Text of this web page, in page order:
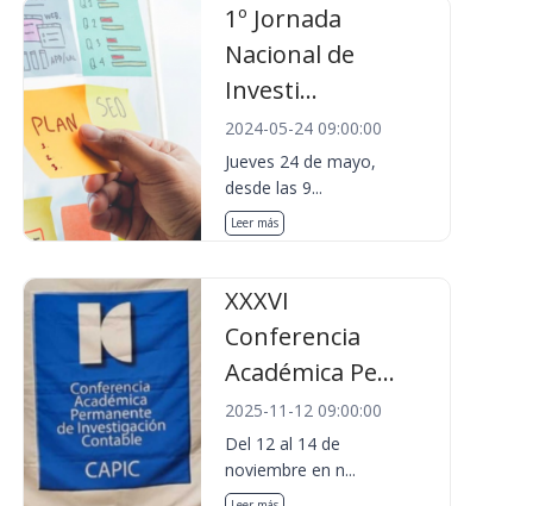
1º Jornada
Nacional de
Investi...
2024-05-24 09:00:00
Jueves 24 de mayo,
desde las 9...
Leer más
XXXVI
Conferencia
Académica Pe...
2025-11-12 09:00:00
Del 12 al 14 de
noviembre en n...